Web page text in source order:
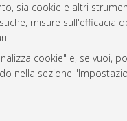
sia cookie e altri
misure
cookie" e, se vuoi,
nella sezione
da